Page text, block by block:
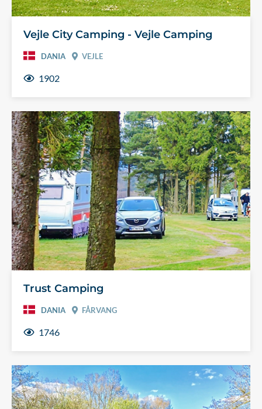
Vejle City Camping - Vejle Camping
DANIA VEJLE
1902
Trust Camping
DANIA FÅRVANG
1746